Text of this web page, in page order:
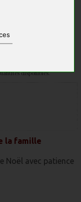
disponibles.
la famille
Noël avec patience